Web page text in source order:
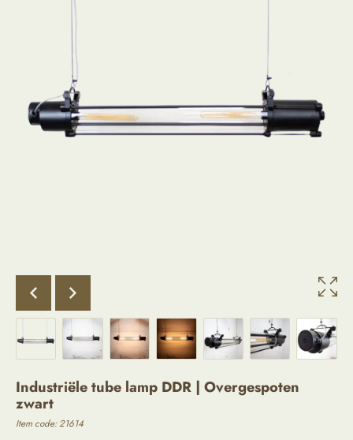
Industriële tube lamp DDR | Overgespoten
zwart
Item code: 21614